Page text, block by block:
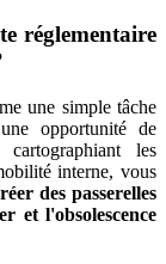
réglementaire
une simple tâche
opportunité de
les
interne, vous
des passerelles
et l'obsolescence